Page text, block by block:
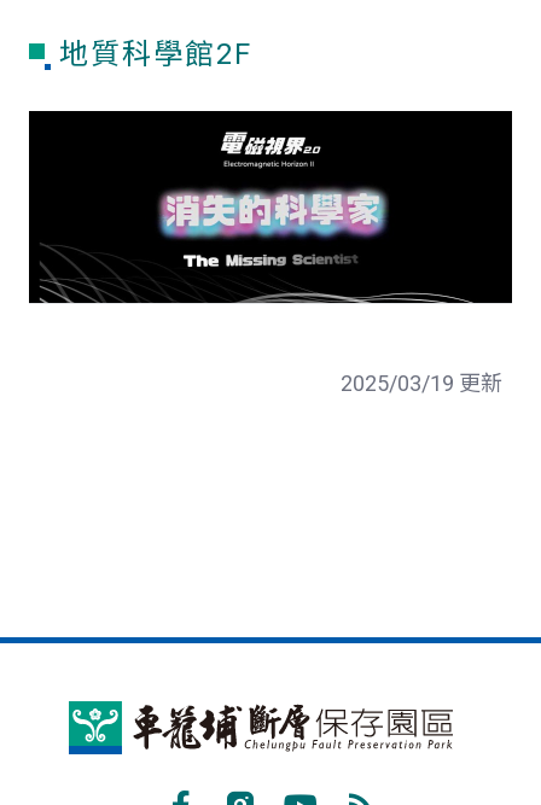
地質科學館2F
2025/03/19 更新
車